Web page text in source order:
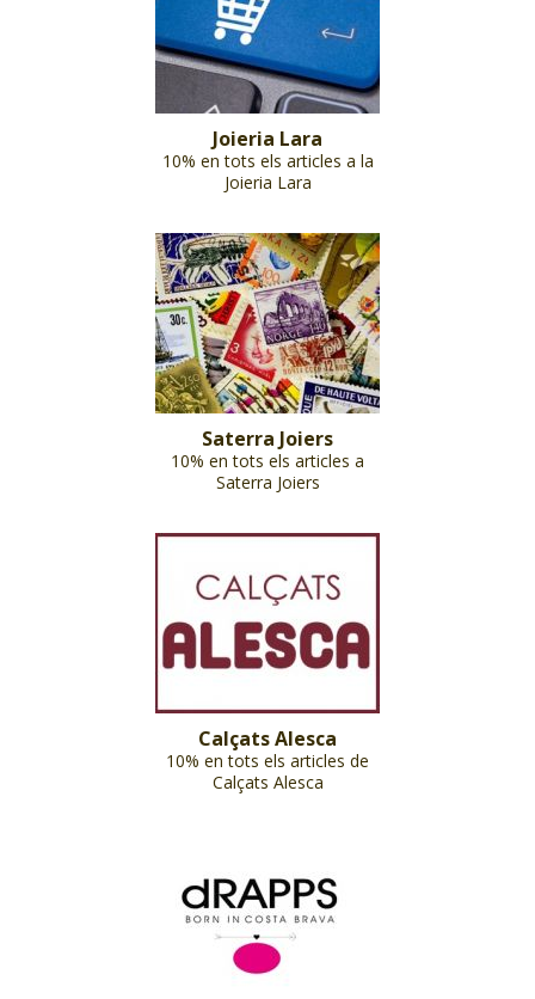
Joieria Lara
10% en tots els articles a la
Joieria Lara
Saterra Joiers
10% en tots els articles a
Saterra Joiers
Calçats Alesca
10% en tots els articles de
Calçats Alesca